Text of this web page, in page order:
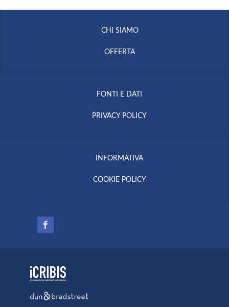
CHI SIAMO
OFFERTA
FONTI E DATI
PRIVACY POLICY
INFORMATIVA
COOKIE POLICY